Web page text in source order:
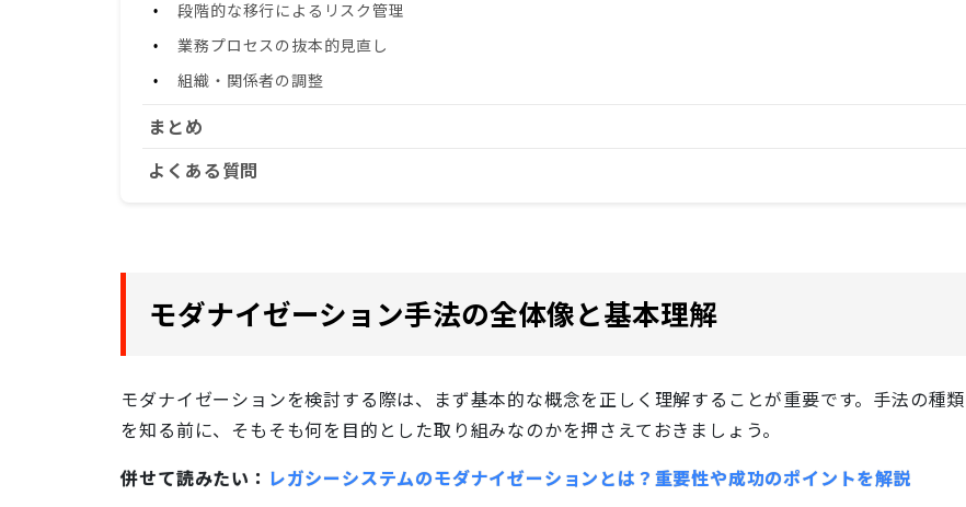
段階的な移行によるリスク管理
業務プロセスの抜本的見直し
組織・関係者の調整
まとめ
よくある質問
モダナイゼーション手法の全体像と基本理解
モダナイゼーションを検討する際は、まず基本的な概念を正しく理解することが重要です。手法の種類
を知る前に、そもそも何を目的とした取り組みなのかを押さえておきましょう。
併せて読みたい： レガシーシステムのモダナイゼーションとは？重要性や成功のポイントを解説